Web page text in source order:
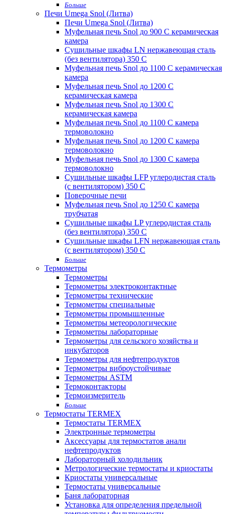
Больше
Печи Umega Snol (Литва)
Печи Umega Snol (Литва)
Муфельная печь Snol до 900 С керамическая
камера
Сушильные шкафы LN нержавеющая сталь
(без вентилятора) 350 С
Муфельная печь Snol до 1100 С керамическая
камера
Муфельная печь Snol до 1200 С
керамическая камера
Муфельная печь Snol до 1300 С
керамическая камера
Муфельная печь Snol до 1100 С камера
термоволокно
Муфельная печь Snol до 1200 С камера
термоволокно
Муфельная печь Snol до 1300 С камера
термоволокно
Сушильные шкафы LFP углеродистая сталь
(с вентилятором) 350 С
Поверочные печи
Муфельная печь Snol до 1250 С камера
трубчатая
Сушильные шкафы LP углеродистая сталь
(без вентилятора) 350 С
Сушильные шкафы LFN нержавеющая сталь
(с вентилятором) 350 С
Больше
Термометры
Термометры
Термометры электроконтактные
Термометры технические
Термометры специальные
Термометры промышленные
Термометры метеорологические
Термометры лабораторные
Термометры для сельского хозяйства и
инкубаторов
Термометры для нефтепродуктов
Термометры виброустойчивые
Термометры ASTM
Термоконтакторы
Термоизмеритель
Больше
Термостаты TERMEX
Термостаты TERMEX
Электронные термометры
Аксессуары для термостатов анали
нефтепродуктов
Лабораторный холодильник
Метрологические термостаты и криостаты
Криостаты универсальные
Термостаты универсальные
Баня лабораторная
Установка для определения предельной